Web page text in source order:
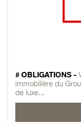
# OBLIGATIONS -
immobilière du
de luxe...